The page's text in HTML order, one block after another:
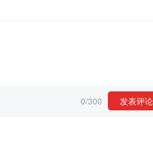
0/300 发表评论